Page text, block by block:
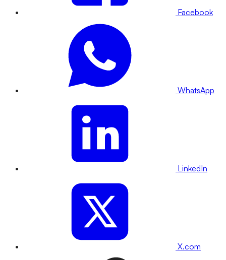
Facebook
WhatsApp
LinkedIn
X.com